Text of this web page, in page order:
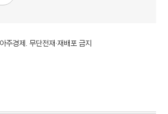
경제. 무단전재·재배포 금지